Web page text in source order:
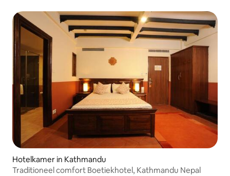
Hotelkamer in Kathmandu
Traditioneel comfort Boetiekhotel, Kathmandu Nepal